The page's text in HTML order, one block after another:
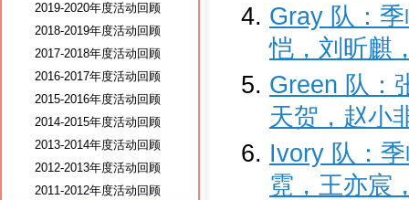
2019-2020年度活动回顾
2018-2019年度活动回顾
2017-2018年度活动回顾
2016-2017年度活动回顾
2015-2016年度活动回顾
2014-2015年度活动回顾
2013-2014年度活动回顾
2012-2013年度活动回顾
2011-2012年度活动回顾
Gray 队：
恺，刘昕麒
Green 队：
天贺，赵小
Ivory 队：
霓，王亦宸